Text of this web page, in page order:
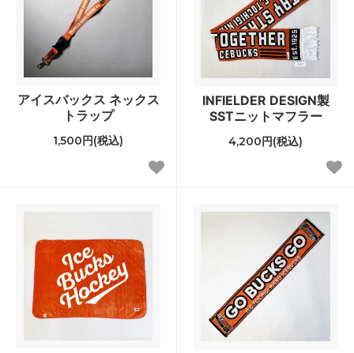
アイスバックス ネックス
トラップ
1,500円(税込)
INFIELDER DESIGN製
SSTニットマフラー
4,200円(税込)